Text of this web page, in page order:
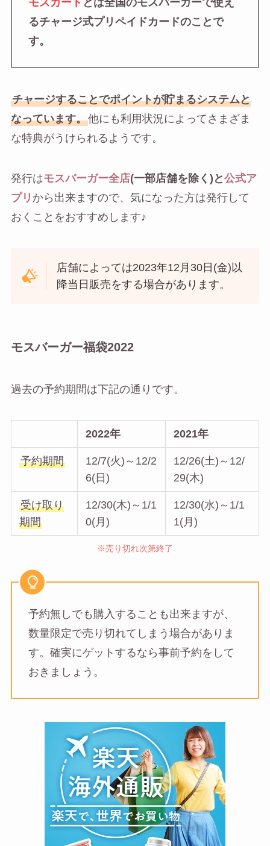
るチャージ式プリペイドカードのことで
す。
チャージすることでポイントが貯まるシステムと
なっています。他にも利用状況によってさまざま
な特典がうけられるようです。
発行はモスバーガー全店(一部店舗を除く)と公式ア
プリ から出来ますので、気になった方は発行して
おくことをおすすめします♪
店舗によっては2023年12月30日(金)以
降当日販売をする場合があります。
モスバーガー福袋2022
過去の予約期間は下記の通りです。
2022年 2021年
予約期間
12/7(火)～12/2
6(日)
12/26(土)～12/
29(木)
受け取り
期間
12/30(木)～1/1
0(月)
12/30(水)～1/1
1(月)
※売り切れ次第終了
予約無しでも購入することも出来ますが、
数量限定で売り切れてしまう場合がありま
す。確実にゲットするなら事前予約をして
おきましょう。